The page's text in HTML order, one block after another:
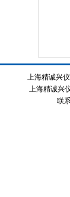
上海精诚兴
上海精诚兴
联